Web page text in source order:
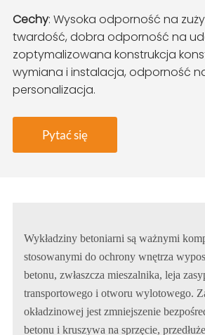
Cechy: Wysoka odporność na
twardość, dobra odporność na
zoptymalizowana konstrukcja
wymiana i instalacja, odporność
personalizacja.
Pytać się
Wykładziny betoniarni są ważnymi
stosowanymi do ochrony wnętrza
betonu, zwłaszcza mieszalnika, leja
transportowego i otworu wylotowego.
okładzinowej jest zmniejszenie
betonu i kruszywa na sprzęcie,